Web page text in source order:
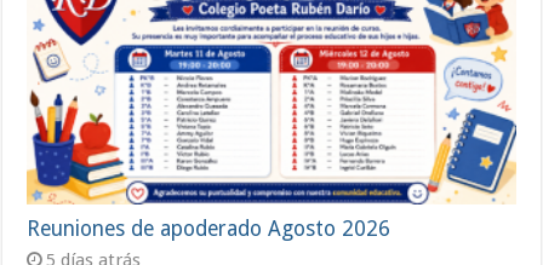
Reuniones de apoderado Agosto 2026
5 días atrás